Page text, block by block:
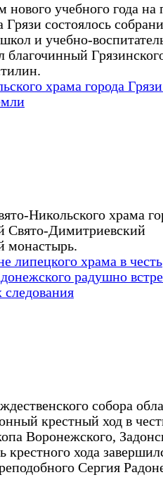
нового учебного года на
Грязи состоялось
и учебно-
благочинный
храма города
Никольского храма
Свято-Димитриевский
монастырь.
липецкого храма в честь
радушно
следования
собора
крестный ход в
Воронежского,
крестного хода
Сергия